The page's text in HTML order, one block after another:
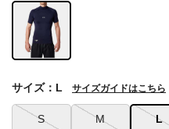
S M L
サイズ：L サイズガイドはこちら